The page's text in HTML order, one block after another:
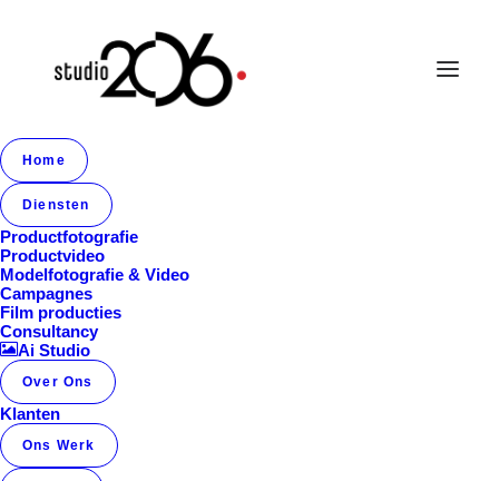
Home
Diensten
Productfotografie
Productvideo
Modelfotografie & Video
Campagnes
Film producties
Consultancy
Ai Studio
Over Ons
Klanten
Ons Werk
Album Gallery 5